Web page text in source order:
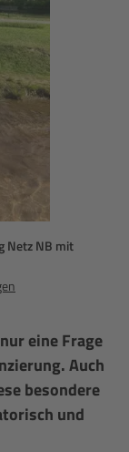
Netz NB mit
eine Frage
Auch
besondere
und